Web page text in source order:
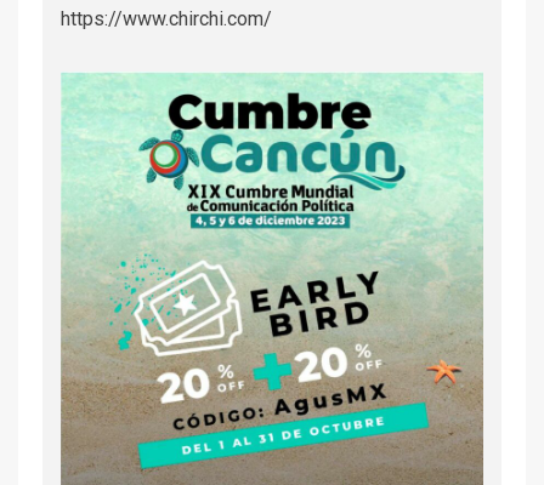
https://www.chirchi.com/